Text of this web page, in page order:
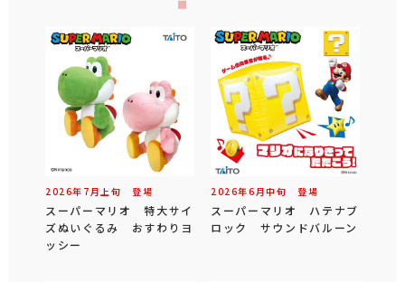
2026年 7 月 上旬 登場
スーパーマリオ 特大サイ
ズぬいぐるみ おすわりヨ
ッシー
2026年6 月中旬 登場
スーパーマリオ ハテナブ
ロック サウンドバルーン